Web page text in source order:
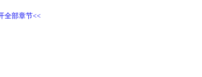
全部章节<<